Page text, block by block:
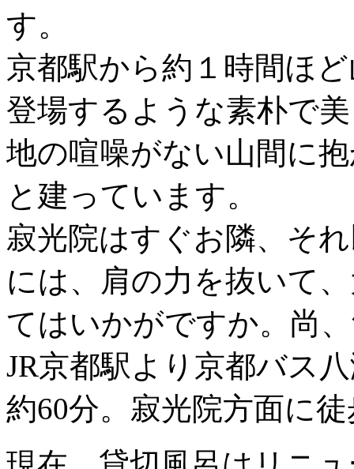
す。
京都駅から約１時間ほ
登場するような素朴で
地の喧噪がない山間に
と建っています。
寂光院はすぐお隣、そ
には、肩の力を抜いて
てはいかがですか。尚
JR京都駅より京都バス
約60分。寂光院方面に